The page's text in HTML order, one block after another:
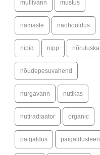
mullivann mustus
namaste näohooldus
nipid nipp
nõudepesuvahend
nurgavann nutikas
nutiradiaator organic
paigaldus